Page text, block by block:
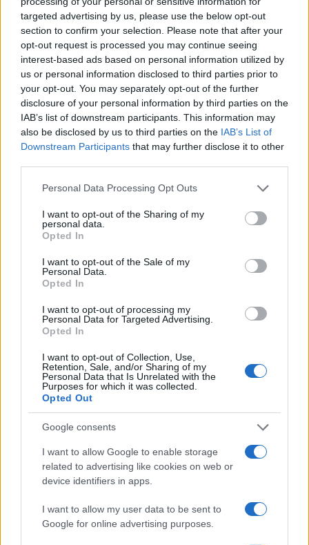
targeted advertising by us, please use the below opt-out
section to confirm your selection. Please note that after your
opt-out request is processed you may continue seeing
interest-based ads based on personal information utilized by
us or personal information disclosed to third parties prior to
your opt-out. You may separately opt-out of the further
disclosure of your personal information by third parties on the
IAB’s list of downstream participants. This information may
also be disclosed by us to third parties on the IAB’s List of
Downstream Participants that may further disclose it to other
Please note that this website/app uses one or more Google
not limited to your visit or usage behaviour. You may click to
grant or deny consent to Google and its third-party tags to
use your data for below specified purposes in below Google
consent section.
Personal Data Processing Opt Outs
I want to opt-out of the Sharing of my
personal data.
Opted In
I want to opt-out of the Sale of my
Personal Data.
Opted In
I want to opt-out of processing my
Personal Data for Targeted Advertising.
Opted In
I want to opt-out of Collection, Use,
Retention, Sale, and/or Sharing of my
Personal Data that Is Unrelated with the
Purposes for which it was collected.
Opted Out
Google consents
I want to allow Google to enable storage
related to advertising like cookies on web or
device identifiers in apps.
I want to allow my user data to be sent to
Google for online advertising purposes.
LIFESTYLE
Sri Lanka: itinerari tra spiritualità, architettura e